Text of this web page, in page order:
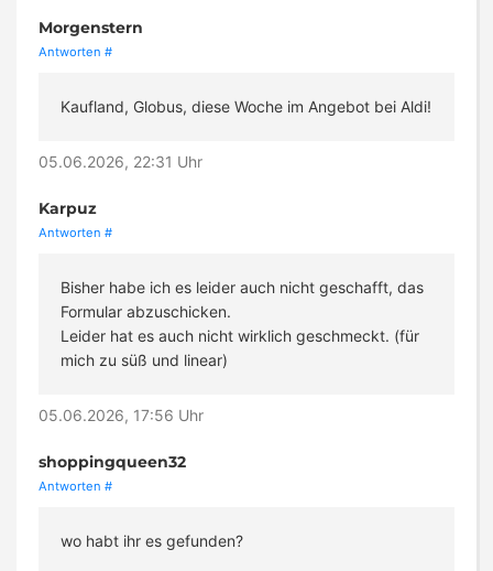
Morgenstern
Antworten #
Kaufland, Globus, diese Woche im Angebot bei Aldi!
05.06.2026, 22:31 Uhr
Karpuz
Antworten #
Bisher habe ich es leider auch nicht geschafft, das
Formular abzuschicken.
Leider hat es auch nicht wirklich geschmeckt. (für
mich zu süß und linear)
05.06.2026, 17:56 Uhr
shoppingqueen32
Antworten #
wo habt ihr es gefunden?